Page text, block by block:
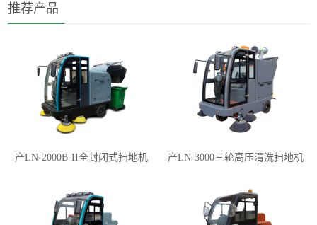
推荐产品
产LN-2000B-II全封闭式扫地机 产LN-3000三轮高压清洗扫地机